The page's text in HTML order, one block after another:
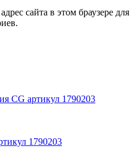
сайта в этом браузере для
1790203